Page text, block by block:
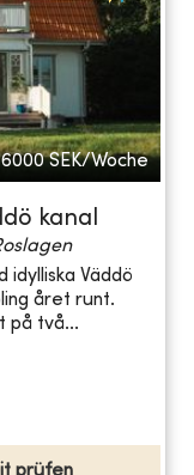
SEK/Woche
kanal
idylliska Väddö
året runt.
på två...
prüfen